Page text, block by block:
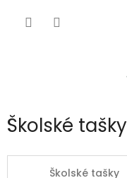
Školské tašky
Školské tašky